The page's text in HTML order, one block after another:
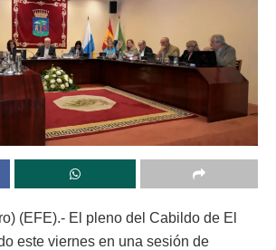
(EFE).- El pleno del Cabildo de El
este viernes en una sesión de